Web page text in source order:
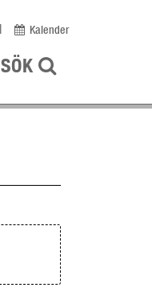
Kalender
SÖK